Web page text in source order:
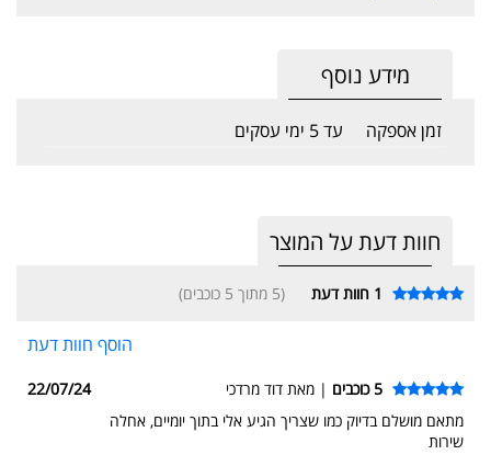
מידע נוסף
זמן אספקה עד 5 ימי עסקים
חוות דעת על המוצר
1 חוות דעת (5 מתוך 5 כוכבים)
הוסף חוות דעת
5 כוכבים | מאת דוד מרדכי
22/07/24
מתאם מושלם בדיוק כמו שצריך הגיע אלי בתוך יומיים, אחלה
שירות